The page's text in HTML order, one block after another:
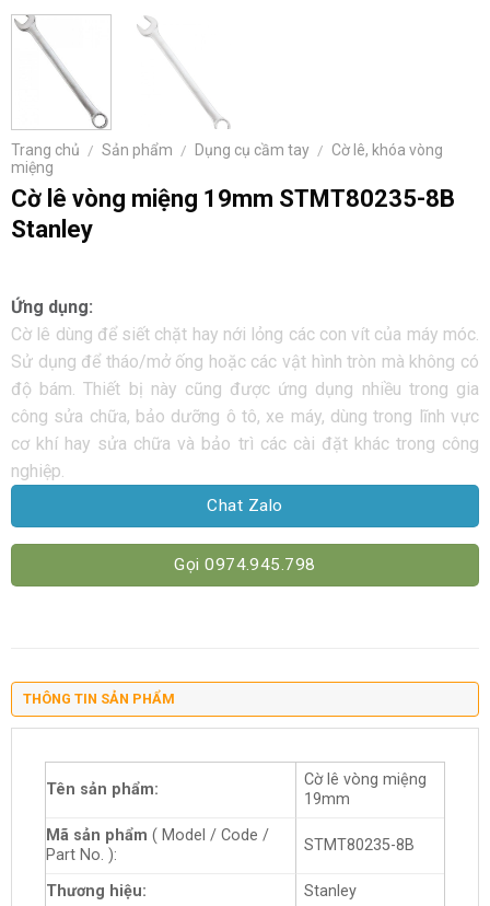
Trang chủ / Sản phẩm / Dụng cụ cầm tay / Cờ lê, khóa vòng
miệng
Cờ lê vòng miệng 19mm STMT80235-8B
Stanley
Ứng dụng:
Cờ lê dùng để siết chặt hay nới lỏng các con vít của máy móc.
Sử dụng để tháo/mở ống hoặc các vật hình tròn mà không có
độ bám. Thiết bị này cũng được ứng dụng nhiều trong gia
công sửa chữa, bảo dưỡng ô tô, xe máy, dùng trong lĩnh vực
cơ khí hay sửa chữa và bảo trì các cài đặt khác trong công
nghiệp.
Chat Zalo
Gọi 0974.945.798
THÔNG TIN SẢN PHẨM
Tên sản phẩm:
Cờ lê vòng miệng
19mm
Mã sản phẩm ( Model / Code /
Part No. ):
STMT80235-8B
Thương hiệu:
Stanley